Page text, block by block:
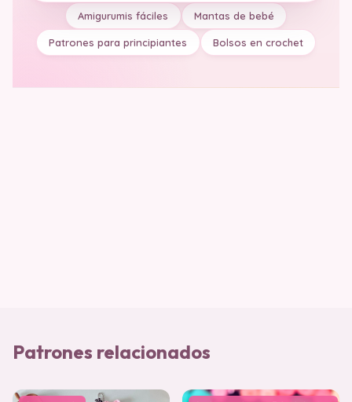
Amigurumis fáciles Mantas de bebé
Patrones para principiantes Bolsos en crochet
Patrones relacionados